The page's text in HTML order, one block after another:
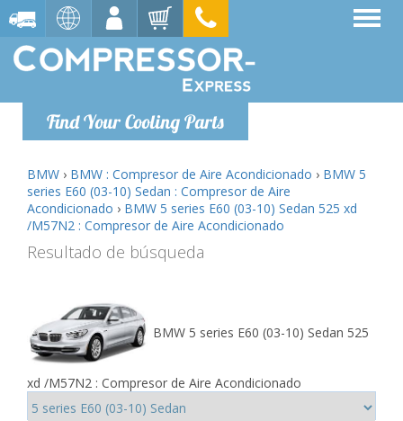
Find Your Cooling Parts
BMW › BMW : Compresor de Aire Acondicionado › BMW 5
series E60 (03-10) Sedan : Compresor de Aire
Acondicionado › BMW 5 series E60 (03-10) Sedan 525 xd
/M57N2 : Compresor de Aire Acondicionado
Resultado de búsqueda
BMW 5 series E60 (03-10) Sedan 525
xd /M57N2 : Compresor de Aire Acondicionado